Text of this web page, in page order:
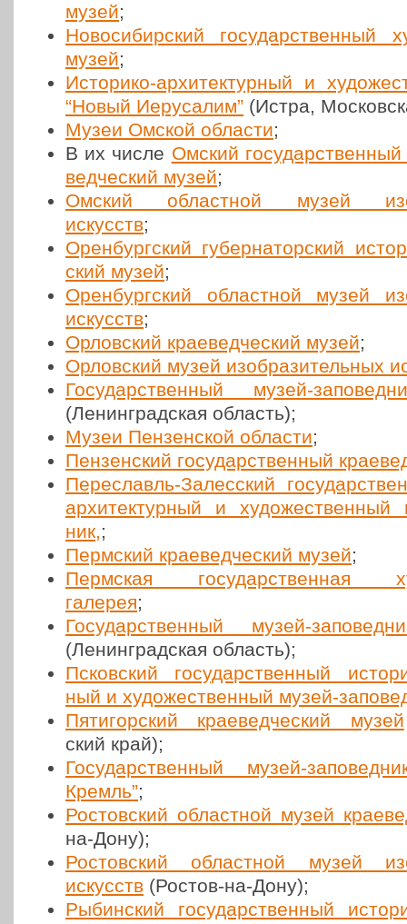
музей;
Ново­си­бир­ский госу­дар­ствен­ный
музей;
Исто­ри­ко-архи­тек­тур­ный и
“Новый Иеру­са­лим” (Истра,
Музеи Омской области;
В их числе Омский
вед­че­ский музей;
Омский област­ной музей
искусств;
Орен­бург­ский губер­на­тор­ский
ский музей;
Орен­бург­ский област­ной музей
искусств;
Орлов­ский кра­е­вед­че­ский музей;
Орлов­ский музей изоб­ра­зи­тель­ных
Госу­дар­ствен­ный музей-
(Ленин­град­ская область);
Музеи Пен­зен­ской области;
Пен­зен­ский госу­дар­ствен­ный
Пере­славль-Залес­ский
архи­тек­тур­ный и худо­же­ствен­ный
ник,;
Перм­ский кра­е­вед­че­ский музей;
Перм­ская госу­дар­ствен­ная
галерея;
Госу­дар­ствен­ный музей-
(Ленин­град­ская область);
Псков­ский госу­дар­ствен­ный
ный и худо­же­ствен­ный музей-
Пяти­гор­ский кра­е­вед­че­ский музей
ский край);
Госу­дар­ствен­ный музей-
Кремль”;
Ростов­ский област­ной музей
на-Дону);
Ростов­ский област­ной музей
искусств (Ростов-на-Дону);
Рыбин­ский госу­дар­ствен­ный